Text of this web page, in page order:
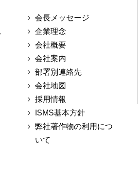
会長メッセージ
企業理念
会社概要
会社案内
部署別連絡先
会社地図
採用情報
ISMS基本方針
弊社著作物の利用につ
いて